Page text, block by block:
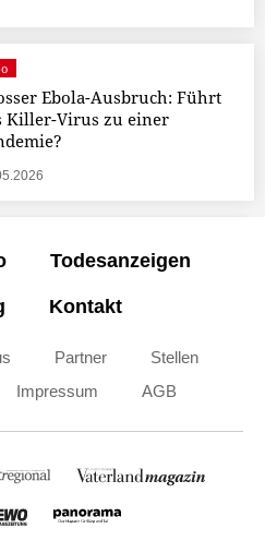
Ebola-Ausbruch: Führt
Killer-Virus zu einer
Todesanzeigen
Kontakt
Partner
Stellen
Impressum AGB